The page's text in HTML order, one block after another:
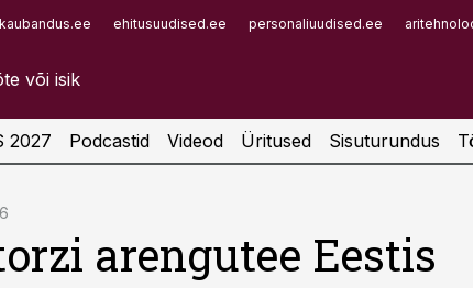
kaubandus.ee ehitusuudised.ee personaliuudised.ee
Infopank
2027 Podcastid Videod Üritused Sisuturundus
arengutee Eestis